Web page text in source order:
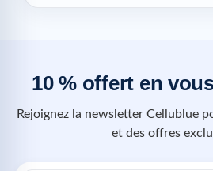
10 % offert en
Rejoignez la newsletter Cellublue
et des offres